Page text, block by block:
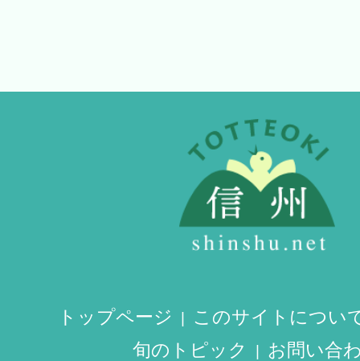
トップページ
このサイトについ
旬のトピック
お問い合